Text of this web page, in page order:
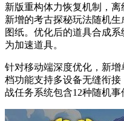
新版重构体力恢复机制，离
新增的考古探秘玩法随机
图纸。优化后的道具合成
为加速道具。
针对移动端深度优化，新
档功能支持多设备无缝衔
战任务系统包含12种随机事